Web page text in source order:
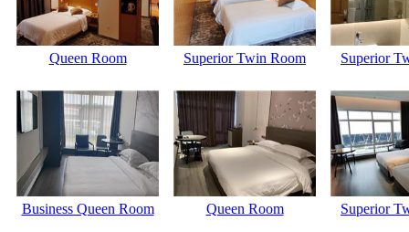
Queen Room Superior Twin Room Superior
Business Queen Room Queen Room Superior